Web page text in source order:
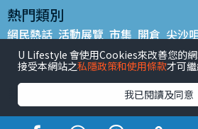
熱門類別
網民熱話 活動展覽 市集 開倉 尖沙
銅鑼灣好去處 元朗好去處 荃灣好去
餐廳情報 戶外郊遊
熱門標籤
#UGO搵好去處 #人氣活動推介 #美
U Lifestyle 會使用Cookies來改善您的
接受本網站之私隱政策和使用條款才可繼
我已閱讀及同意